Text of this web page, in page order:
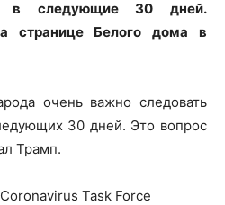
в следующие 30 дней.
странице Белого дома в
очень важно следовать
30 дней. Это вопрос
Трамп.
Task Force